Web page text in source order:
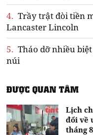
4. Trầy trật đòi tiền
Lancaster Lincoln
5. Tháo dỡ nhiều
núi
ĐƯỢC QUAN TÂM
Lịch
đổi về
tháng